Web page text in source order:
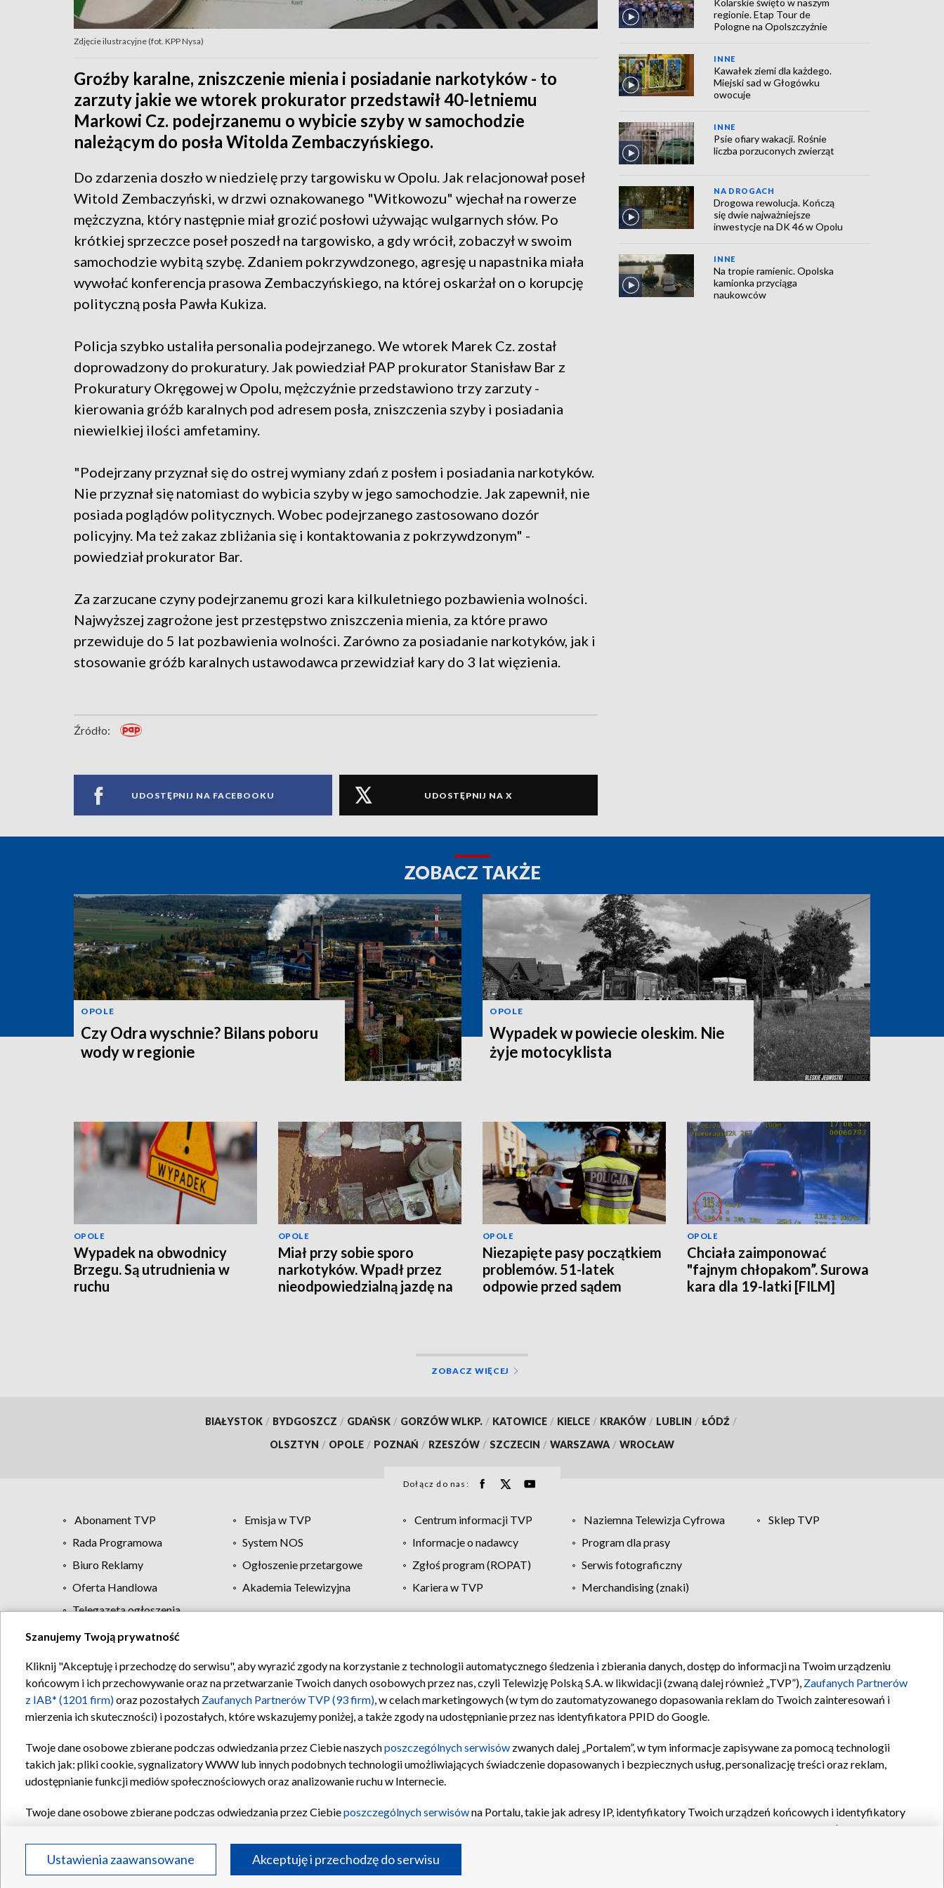
Zdjęcie ilustracyjne (fot. KPP Nysa)
Groźby karalne, zniszczenie mienia i posiadanie narkotyków - to
zarzuty jakie we wtorek prokurator przedstawił 40-letniemu
Markowi Cz. podejrzanemu o wybicie szyby w samochodzie
należącym do posła Witolda Zembaczyńskiego.
Do zdarzenia doszło w niedzielę przy targowisku w Opolu. Jak relacjonował poseł
Witold Zembaczyński, w drzwi oznakowanego "Witkowozu" wjechał na rowerze
mężczyzna, który następnie miał grozić posłowi używając wulgarnych słów. Po
krótkiej sprzeczce poseł poszedł na targowisko, a gdy wrócił, zobaczył w swoim
samochodzie wybitą szybę. Zdaniem pokrzywdzonego, agresję u napastnika miała
wywołać konferencja prasowa Zembaczyńskiego, na której oskarżał on o korupcję
polityczną posła Pawła Kukiza.
Policja szybko ustaliła personalia podejrzanego. We wtorek Marek Cz. został
doprowadzony do prokuratury. Jak powiedział PAP prokurator Stanisław Bar z
Prokuratury Okręgowej w Opolu, mężczyźnie przedstawiono trzy zarzuty -
kierowania gróźb karalnych pod adresem posła, zniszczenia szyby i posiadania
niewielkiej ilości amfetaminy.
"Podejrzany przyznał się do ostrej wymiany zdań z posłem i posiadania narkotyków.
Nie przyznał się natomiast do wybicia szyby w jego samochodzie. Jak zapewnił, nie
posiada poglądów politycznych. Wobec podejrzanego zastosowano dozór
policyjny. Ma też zakaz zbliżania się i kontaktowania z pokrzywdzonym" -
powiedział prokurator Bar.
Za zarzucane czyny podejrzanemu grozi kara kilkuletniego pozbawienia wolności.
Najwyższej zagrożone jest przestępstwo zniszczenia mienia, za które prawo
przewiduje do 5 lat pozbawienia wolności. Zarówno za posiadanie narkotyków, jak i
stosowanie gróźb karalnych ustawodawca przewidział kary do 3 lat więzienia.
Źródło:
UDOSTĘPNIJ NA FACEBOOKU UDOSTĘPNIJ NA X
regionie. Etap Tour de
Pologne na Opolszczyźnie
INNE
Kawałek ziemi dla każdego.
Miejski sad w Głogówku
owocuje
INNE
Psie ofiary wakacji. Rośnie
liczba porzuconych zwierząt
NA DROGACH
Drogowa rewolucja. Kończą
się dwie najważniejsze
inwestycje na DK 46 w Opolu
INNE
Na tropie ramienic. Opolska
kamionka przyciąga
naukowców
ZOBACZ TAKŻE
OPOLE
Czy Odra wyschnie? Bilans poboru
wody w regionie
OPOLE
Wypadek w powiecie oleskim. Nie
żyje motocyklista
OPOLE
Wypadek na obwodnicy
Brzegu. Są utrudnienia w
ruchu
OPOLE
Miał przy sobie sporo
narkotyków. Wpadł przez
nieodpowiedzialną jazdę na
OPOLE
Niezapięte pasy początkiem
problemów. 51-latek
odpowie przed sądem
OPOLE
Chciała zaimponować
"fajnym chłopakom”. Surowa
kara dla 19-latki [FILM]
ZOBACZ WIĘCEJ
BIAŁYSTOK / BYDGOSZCZ / GDAŃSK / GORZÓW WLKP. / KATOWICE / KIELCE / KRAKÓW / LUBLIN / ŁÓDŹ /
OLSZTYN / OPOLE / POZNAŃ / RZESZÓW / SZCZECIN / WARSZAWA / WROCŁAW
Dołącz do nas:
Abonament TVP Emisja w TVP Centrum informacji TVP Naziemna Telewizja Cyfrowa
Sklep TVP
Rada Programowa
System NOS Informacje o nadawcy
Program dla prasy
Biuro Reklamy
Ogłoszenie przetargowe Zgłoś program (ROPAT)
Serwis fotograficzny
Oferta Handlowa
Akademia Telewizyjna Kariera w TVP
Merchandising (znaki)
Telegazeta ogłoszenia
Regulamin TVP Polityka prywatności Moje zgody Pomoc Biuro reklamy Kontakt
Szanujemy Twoją prywatność
Kliknij "Akceptuję i przechodzę do serwisu", aby wyrazić zgody na korzystanie z technologii automatycznego śledzenia i zbierania danych, dostęp do informacji na Twoim urządzeniu
końcowym i ich przechowywanie oraz na przetwarzanie Twoich danych osobowych przez nas, czyli Telewizję Polską S.A. w likwidacji (zwaną dalej również „TVP”), Zaufanych Partnerów
z IAB* (1201 firm)oraz pozostałych Zaufanych Partnerów TVP (93 firm), w celach marketingowych (w tym do zautomatyzowanego dopasowania reklam do Twoich zainteresowań i
mierzenia ich skuteczności) i pozostałych, które wskazujemy poniżej, a także zgody na udostępnianie przez nas identyfikatora PPID do Google.
Twoje dane osobowe zbierane podczas odwiedzania przez Ciebie naszychposzczególnych serwisów zwanych dalej „Portalem”, w tym informacje zapisywane za pomocą technologii
takich jak: pliki cookie, sygnalizatory WWW lub innych podobnych technologii umożliwiających świadczenie dopasowanych i bezpiecznych usług, personalizację treści oraz reklam,
udostępnianie funkcji mediów społecznościowych oraz analizowanie ruchu w Internecie.
Twoje dane osobowe zbierane podczas odwiedzania przez Ciebieposzczególnych serwisówna Portalu, takie jak adresy IP, identyfikatory Twoich urządzeń końcowych i identyfikatory
oraz pozostałych
Partnerów TVPdla realizacji następujących celów i funkcji: przechowywania informacji na urządzeniu lub dostęp do nich, wyboru podstawowych reklam, wyboru spersonalizowanych
reklam, tworzenia profilu spersonalizowanych reklam, tworzenia profilu spersonalizowanych treści, wyboru spersonalizowanych treści, pomiaru wydajności reklam, pomiaru wydajności
treści, stosowania badań rynkowych w celu generowania opinii odbiorców, opracowywania i ulepszania produktów, zapewnienia bezpieczeństwa, zapobiegania oszustwom i usuwania
Ustawienia zaawansowane Akceptuję i przechodzę do serwisu